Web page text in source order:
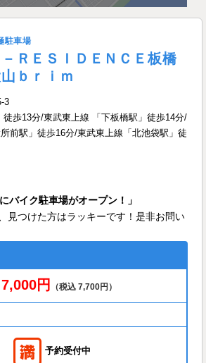
駐車場
－ＲＥＳＩＤＥＮＣＥ板橋
ｂｒｉｍ
3
歩13分/東武東上線 「下板橋駅」徒歩14分/
前駅」徒歩16分/東武東上線「北池袋駅」徒
バイク駐車場がオープン！」
見つけた方はラッキーです！是非お問い
7,000円 （税込 7,700円）
予約受付中